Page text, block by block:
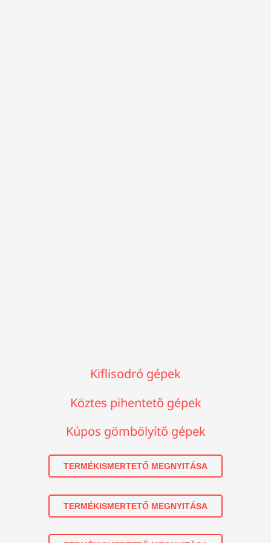
Kiflisodró gépek
Köztes pihentető gépek
Kúpos gömbölyítő gépek
TERMÉKISMERTETŐ MEGNYITÁSA
TERMÉKISMERTETŐ MEGNYITÁSA